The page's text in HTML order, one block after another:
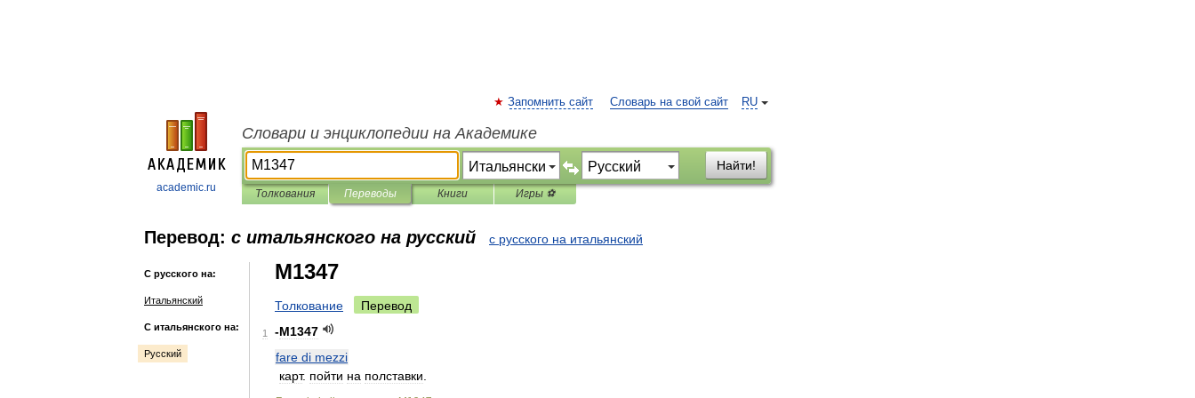
academic.ru
RU
Запомнить сайт Словарь на свой сайт
Словари и энциклопедии на Академике
Найти!
Толкования Переводы Книги Игры ⚽
Перевод: с итальянского на русский с русского на итальянский
С русского на:
Итальянский
С итальянского на:
Русский
M1347
Толкование Перевод
1 -M1347
fare di mezzi
карт. пойти на полставки